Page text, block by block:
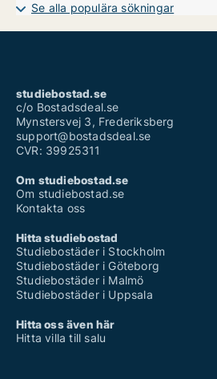
Se alla populära sökningar
studiebostad.se
c/o Bostadsdeal.se
Mynstersvej 3, Frederiksberg
support@bostadsdeal.se
CVR: 39925311
Om studiebostad.se
Om studiebostad.se
Kontakta oss
Hitta studiebostad
Studiebostäder i Stockholm
Studiebostäder i Göteborg
Studiebostäder i Malmö
Studiebostäder i Uppsala
Hitta oss även här
Hitta villa till salu